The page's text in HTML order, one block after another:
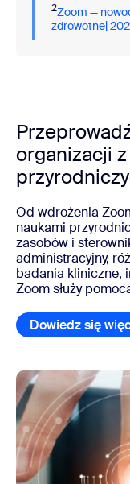
2Zoom —
zdrowotnej
organizacji
Od wdrożenia
naukami
zasobów i
administracyjny,
badania kliniczne,
Zoom służy
Dowiedz się